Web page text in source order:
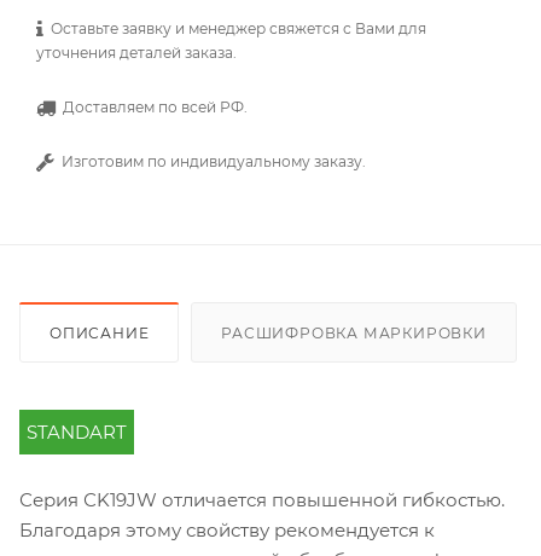
Оставьте заявку и менеджер свяжется с Вами для
уточнения деталей заказа.
Доставляем по всей РФ.
Изготовим по индивидуальному заказу.
ОПИСАНИЕ РАСШИФРОВКА МАРКИРОВКИ
STANDART
Серия СK19JW отличается повышенной гибкостью.
Благодаря этому свойству рекомендуется к